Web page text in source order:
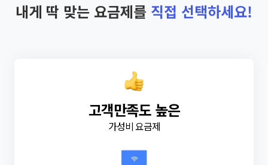
내게 딱 맞는 요금제를 직접 선택하세요!
고객만족도 높은
가성비 요금제